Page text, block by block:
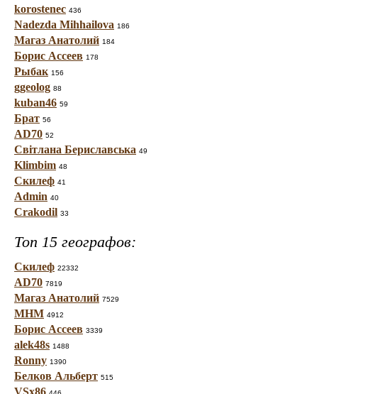
korostenec 436
Nadezda Mihhailova 186
Магаз Анатолий 184
Борис Ассеев 178
Рыбак 156
ggeolog 88
kuban46 59
Брат 56
AD70 52
Світлана Бериславська 49
Klimbim 48
Скилеф 41
Admin 40
Crakodil 33
Топ 15 географов:
Скилеф 22332
AD70 7819
Магаз Анатолий 7529
МНМ 4912
Борис Ассеев 3339
alek48s 1488
Ronny 1390
Белков Альберт 515
VSx86